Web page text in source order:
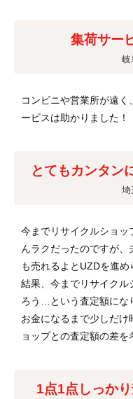
集荷サー
岐
コンビニや営業所が遠
ービスは助かりました！
とてもカンタン
埼
今までリサイクルショ
んラクだったのですが
も売れるよとUZDを進め
結果、今までリサイク
ろう…という査定額にな
お金になるまで少しだ
ョップとの査定額の差
1点1点しっか